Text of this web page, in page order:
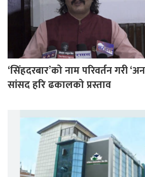
‘सिंहदरबार’को नाम परिवर्तन गरी
सांसद हरि ढकालको प्रस्ताव